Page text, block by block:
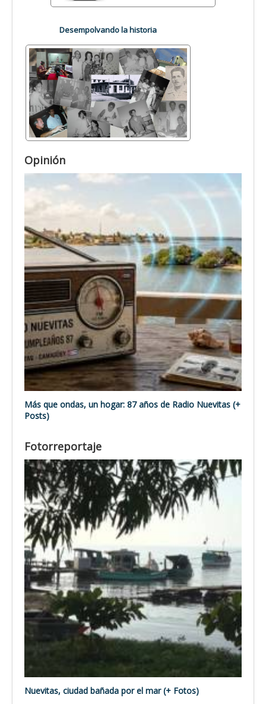
Desempolvando la historia
Opinión
Más que ondas, un hogar: 87 años de Radio Nuevitas (+
Posts)
Fotorreportaje
Nuevitas, ciudad bañada por el mar (+ Fotos)